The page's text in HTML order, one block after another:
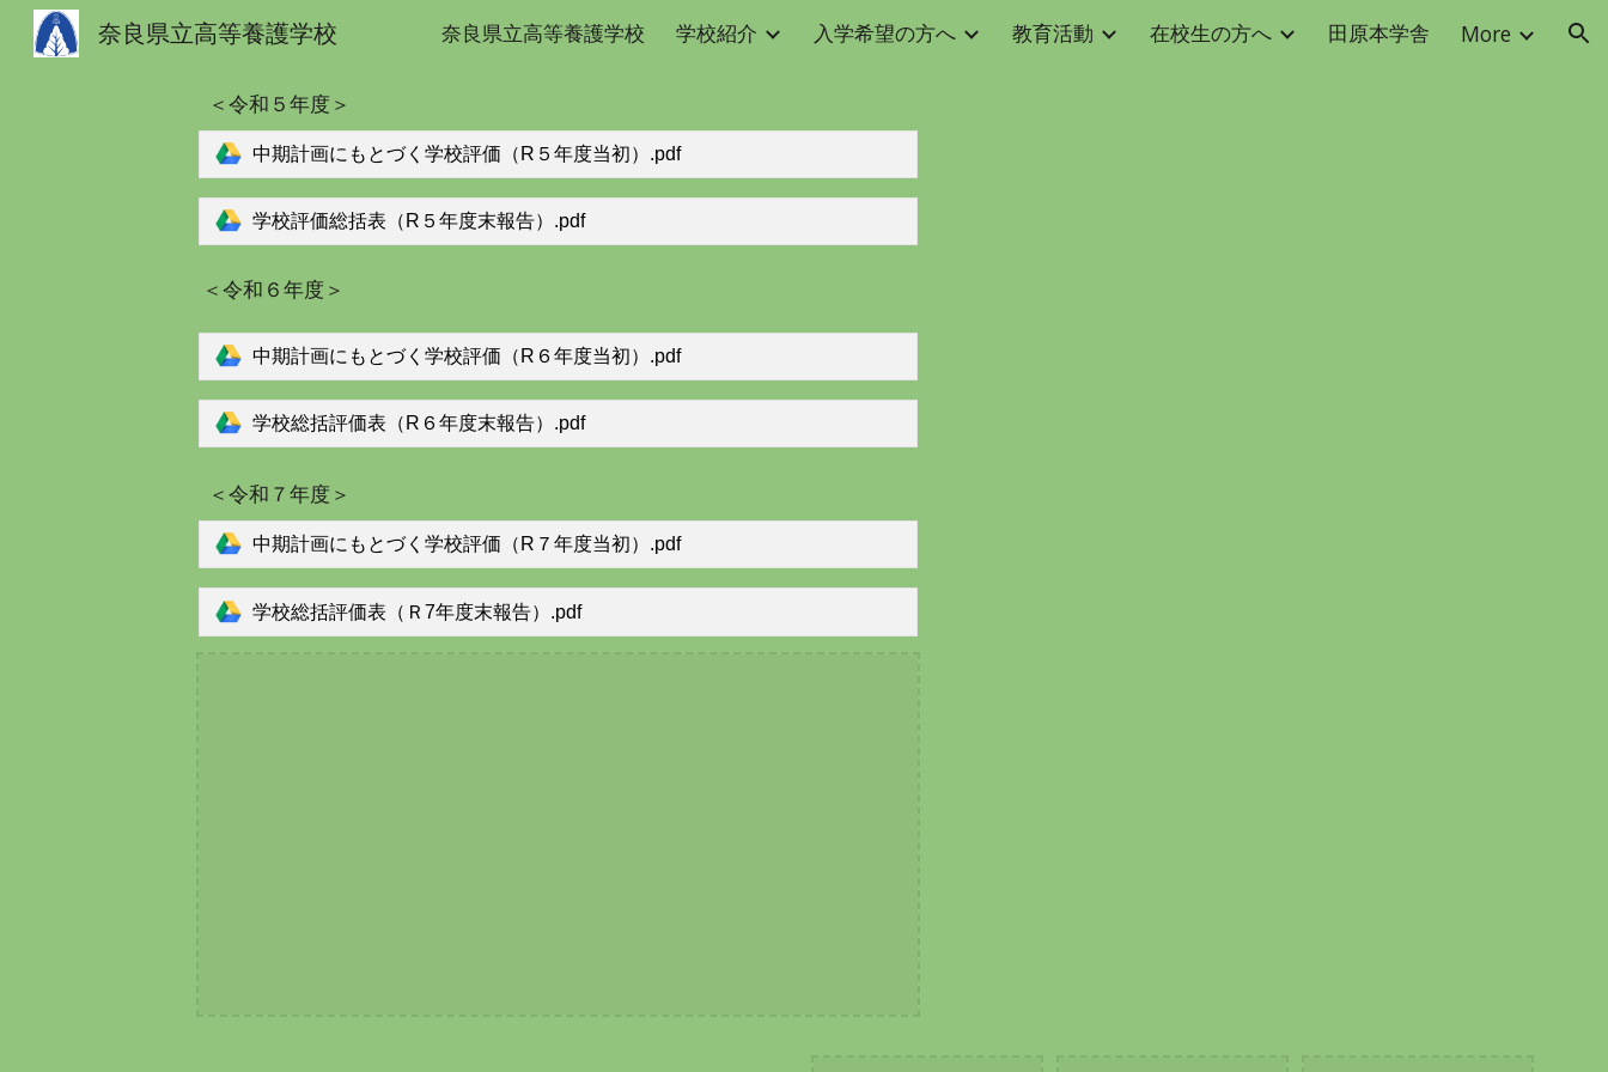
Skip to main content Skip to navigation
奈良県立高等養護学校 奈良県立高等養護学校 学校紹介 入学希望の方へ 教育活動 在校生の方へ 田原本学舎 More
＜令和５年度＞
中期計画にもとづく学校評価（R５年度当初）.pdf
学校評価総括表（R５年度末報告）.pdf
＜令和６年度＞
中期計画にもとづく学校評価（R６年度当初）.pdf
学校総括評価表（R６年度末報告）.pdf
＜令和７年度＞
中期計画にもとづく学校評価（R７年度当初）.pdf
学校総括評価表（Ｒ7年度末報告）.pdf